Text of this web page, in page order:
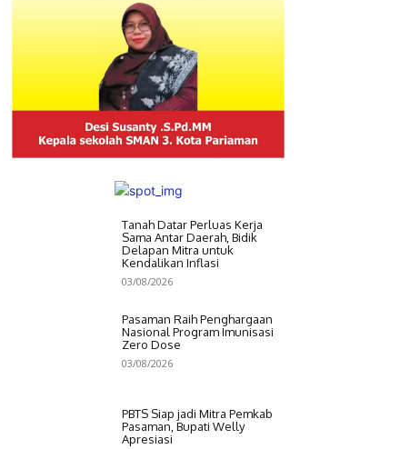
Tanah Datar Perluas Kerja
Sama Antar Daerah, Bidik
Delapan Mitra untuk
Kendalikan Inflasi
03/08/2026
Pasaman Raih Penghargaan
Nasional Program Imunisasi
Zero Dose
03/08/2026
PBTS Siap jadi Mitra Pemkab
Pasaman, Bupati Welly
Apresiasi